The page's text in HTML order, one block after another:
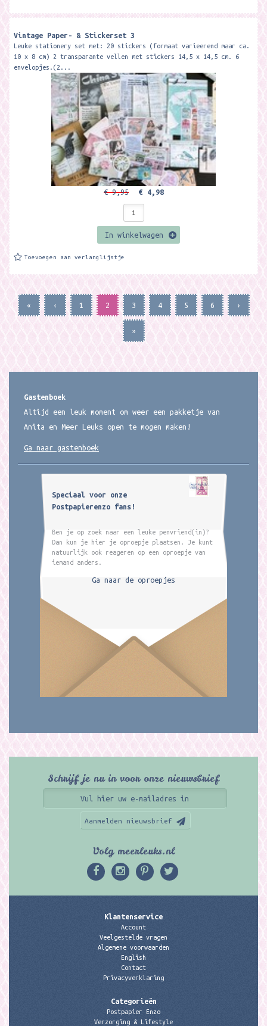
Vintage Paper- & Stickerset 3
Leuke stationery set met: 20 stickers (formaat varieerend maar ca.
10 x 8 cm) 2 transparante vellen met stickers 14,5 x 14,5 cm. 6
envelopjes.(2...
€ 9,95 € 4,98
In winkelwagen
Toevoegen aan verlanglijstje
« ‹ 1 2 3 4 5 6 ›
»
Gastenboek
Altijd een leuk moment om weer een pakketje van
Anita en Meer Leuks open te mogen maken!
Ga naar gastenboek
Speciaal voor onze
Postpapierenzo fans!
Ben je op zoek naar een leuke penvriend(in)?
Dan kun je hier je oproepje plaatsen. Je kunt
natuurlijk ook reageren op een oproepje van
iemand anders.
Ga naar de oproepjes
Schrijf je nu in voor onze nieuwsbrief
Aanmelden nieuwsbrief
Volg meerleuks.nl
Klantenservice
Account
Veelgestelde vragen
Algemene voorwaarden
English
Contact
Privacyverklaring
Categorieën
Postpapier Enzo
Verzorging & Lifestyle